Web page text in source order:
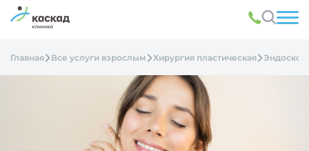
Главная Все услуги взрослым Хирургия пластическая